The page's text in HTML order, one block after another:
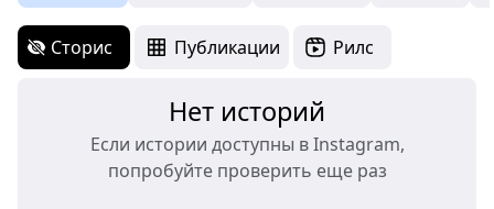
Сторис Публикации Рилс
Нет историй
Если истории доступны в Instagram,
попробуйте проверить еще раз